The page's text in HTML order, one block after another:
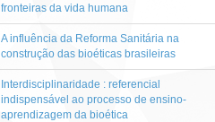
fronteiras da vida humana
A influência da Reforma Sanitária na
construção das bioéticas brasileiras
Interdisciplinaridade : referencial
indispensável ao processo de ensino-
aprendizagem da bioética